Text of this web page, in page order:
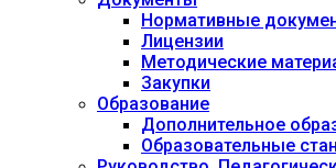
Нормативные
Лицензии
Методические
Закупки
Образование
Дополнительное
Образовательные